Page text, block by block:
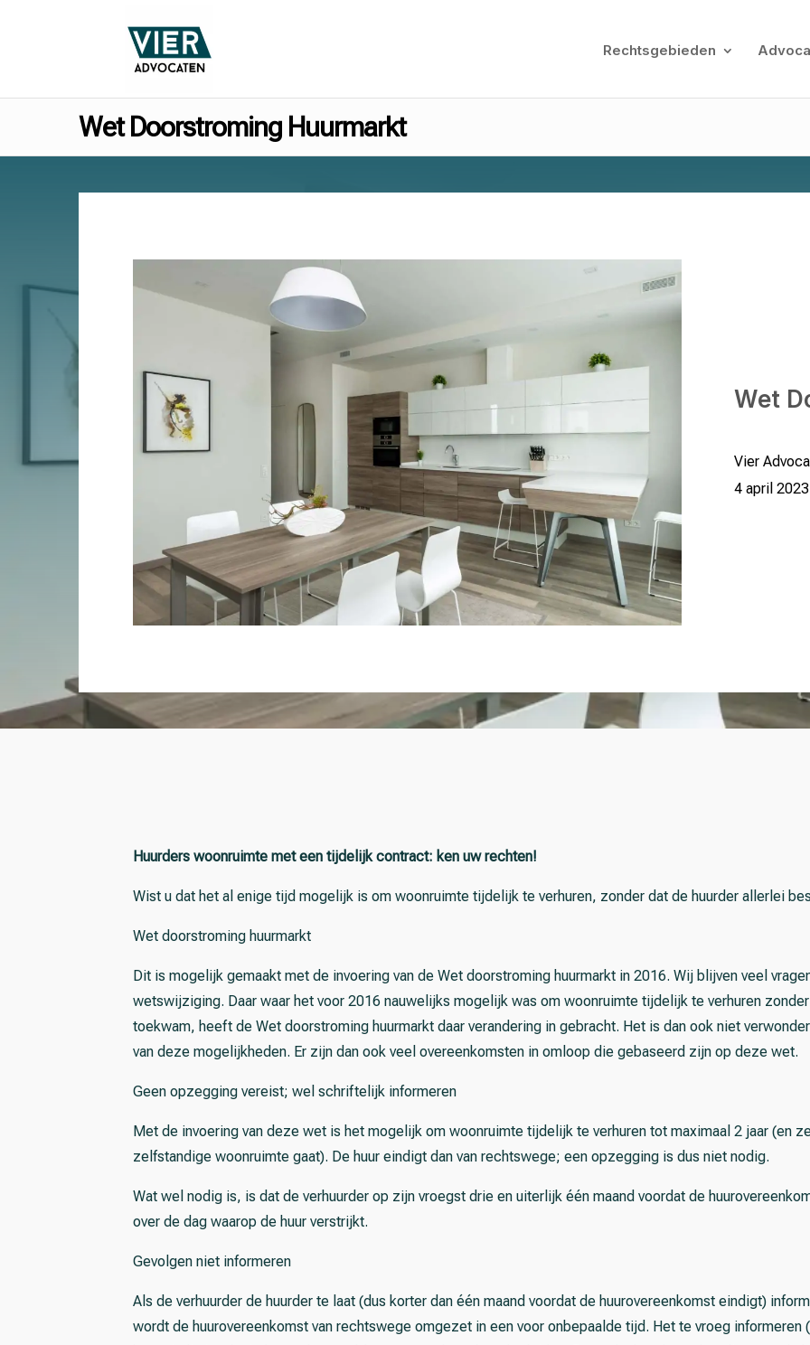
Rechtsgebieden
Wet Doorstroming Huurmarkt
Wet
Vier
4 april 2023
Huurders woonruimte met een tijdelijk contract: ken uw rechten!
Wist u dat het al enige tijd mogelijk is om woonruimte tijdelijk te verhuren, zonder dat de huurder allerlei
Wet doorstroming huurmarkt
Dit is mogelijk gemaakt met de invoering van de Wet doorstroming huurmarkt in 2016. Wij blijven veel
wetswijziging. Daar waar het voor 2016 nauwelijks mogelijk was om woonruimte tijdelijk te verhuren
toekwam, heeft de Wet doorstroming huurmarkt daar verandering in gebracht. Het is dan ook niet
van deze mogelijkheden. Er zijn dan ook veel overeenkomsten in omloop die gebaseerd zijn op deze wet.
Geen opzegging vereist; wel schriftelijk informeren
Met de invoering van deze wet is het mogelijk om woonruimte tijdelijk te verhuren tot maximaal 2 jaar (en
zelfstandige woonruimte gaat). De huur eindigt dan van rechtswege; een opzegging is dus niet nodig.
Wat wel nodig is, is dat de verhuurder op zijn vroegst drie en uiterlijk één maand voordat de
over de dag waarop de huur verstrijkt.
Gevolgen niet informeren
Als de verhuurder de huurder te laat (dus korter dan één maand voordat de huurovereenkomst eindigt)
wordt de huurovereenkomst van rechtswege omgezet in een voor onbepaalde tijd. Het te vroeg informeren